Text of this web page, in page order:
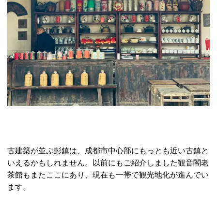
古建築が並ぶ彭鎮は、成都市中心部にもっとも近い古鎮と
いえるかもしれません。以前にもご紹介しました観音閣老
茶館もまたここにあり、現在も一帯で観光地化が進んでい
ます。